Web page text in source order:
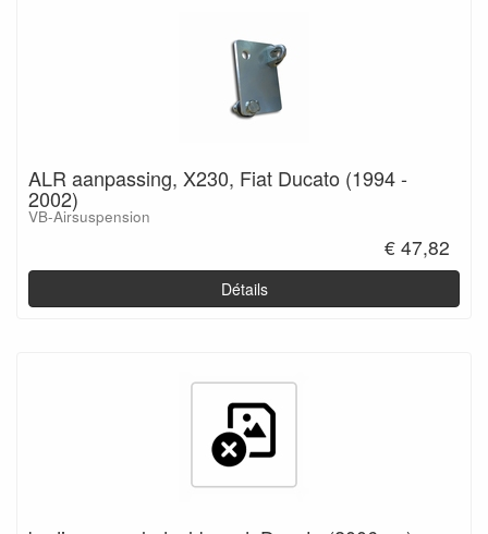
ALR aanpassing, X230, Fiat Ducato (1994 -
2002)
VB-Airsuspension
€ 47,82
Détails